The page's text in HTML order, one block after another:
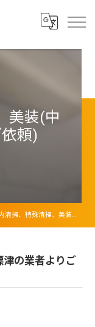
美装(中
頼)
掃、特殊清掃、美装、中標津の業者よりご依頼
津の業者よりご